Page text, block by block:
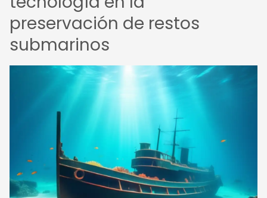
preservación de restos
submarinos